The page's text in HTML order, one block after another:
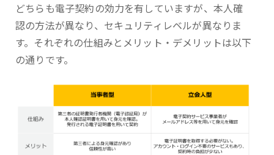
どちらも電子契約の効力を有していますが、本人確
認の方法が異なり、セキュリティレベルが異なりま
す。それぞれの仕組みとメリット・デメリットは以下
の通りです。